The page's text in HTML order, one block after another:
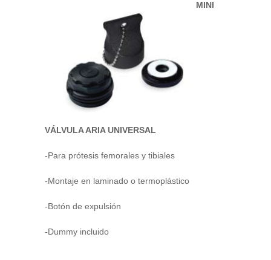
MINI
VÁLVULA ARIA UNIVERSAL
-Para prótesis femorales y tibiales
-Montaje en laminado o termoplástico
-Botón de expulsión
-Dummy incluido